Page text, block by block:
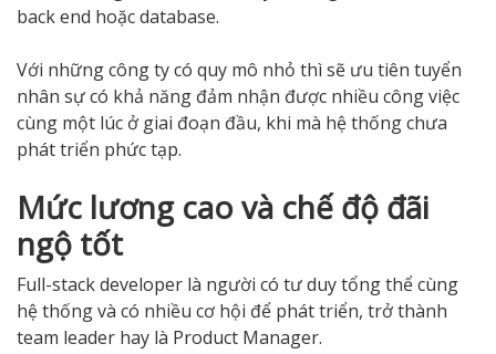
back end hoặc database.
Với những công ty có quy mô nhỏ thì sẽ ưu tiên tuyển
nhân sự có khả năng đảm nhận được nhiều công việc
cùng một lúc ở giai đoạn đầu, khi mà hệ thống chưa
phát triển phức tạp.
Mức lương cao và chế độ đãi
ngộ tốt
Full-stack developer là người có tư duy tổng thể cùng
hệ thống và có nhiều cơ hội để phát triển, trở thành
team leader hay là Product Manager.